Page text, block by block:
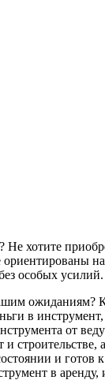
хотите
на
особых усилий.
ожиданиям?
в
от
и
в аренду,